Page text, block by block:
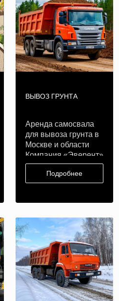
ВЫВОЗ ГРУНТА
Аренда самосвала
для вывоза грунта в
Москве и области
Компания «Эверент»
предла..
Подробнее